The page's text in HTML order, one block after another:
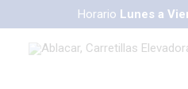
Horario Lunes a